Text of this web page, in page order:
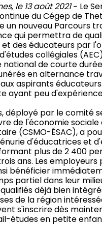
le 13 août 2021− Le
du Cégep de
un nouveau Parcours
qui permettra de
des éducateurs par
collégiales
de courte
en alternance
aspirants
ayant peu
déployé par le comité
de l'économie
(CSMO-ÉSAC), a
d'éducatrices et
plus de 2 400
ans. Les
bénéficier
partiel dans leur
déjà bien
de la région
s'inscrire dès
études en petite